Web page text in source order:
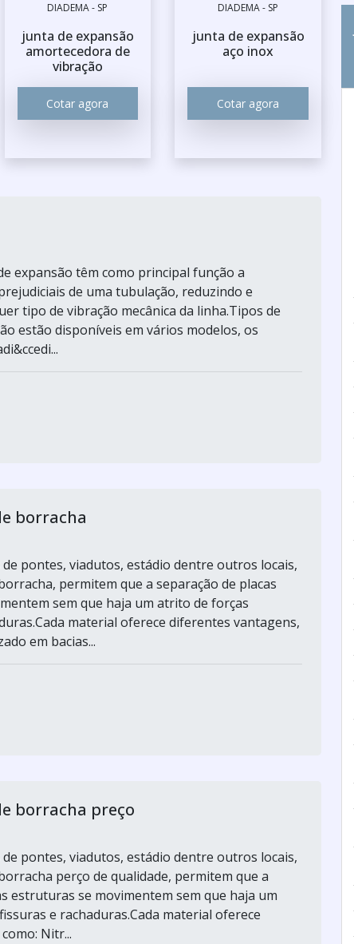
DIADEMA - SP
junta de expansão
amortecedora de
vibração
Cotar agora
DIADEMA - SP
junta de expansão
aço inox
Cotar agora
expansão têm como principal função a
de uma tubulação, reduzindo e
tipo de vibração mecânica da linha.Tipos de
estão disponíveis em vários modelos, os
borracha
pontes, viadutos, estádio dentre outros locais,
permitem que a separação de placas
sem que haja um atrito de forças
material oferece diferentes vantagens,
em bacias...
borracha preço
pontes, viadutos, estádio dentre outros locais,
perço de qualidade, permitem que a
estruturas se movimentem sem que haja um
e rachaduras.Cada material oferece
Nitr...